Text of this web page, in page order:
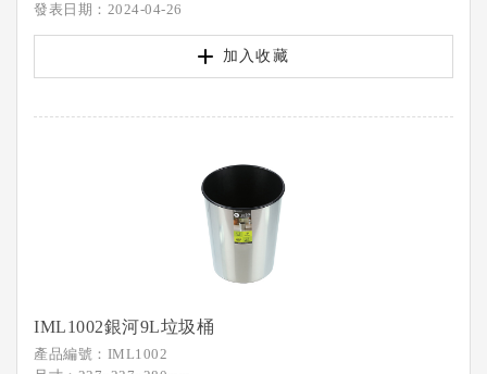
發表日期：2024-04-26
加入收藏
IML1002銀河9L垃圾桶
產品編號：IML1002